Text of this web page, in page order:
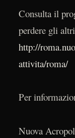
Consulta il
perdere gli
http://
attivita/roma/
Per
Nuova